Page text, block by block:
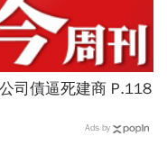
司債逼死建商 P.118
Ads by